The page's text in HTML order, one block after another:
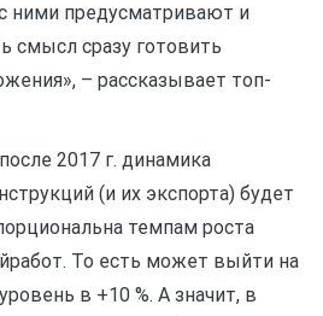
ними предусматривают и
смысл сразу готовить
– рассказывает топ-
2017 г. динамика
(и их экспорта) будет
темпам роста
То есть может выйти на
в +10 %. А значит, в